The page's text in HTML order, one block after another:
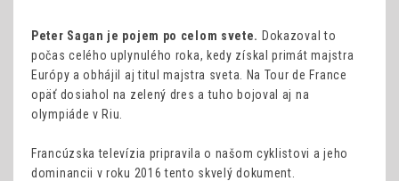
Peter Sagan je pojem po celom svete. Dokazoval to
počas celého uplynulého roka, kedy získal primát majstra
Európy a obhájil aj titul majstra sveta. Na Tour de France
opäť dosiahol na zelený dres a tuho bojoval aj na
olympiáde v Riu.
Francúzska televízia pripravila o našom cyklistovi a jeho
dominancii v roku 2016 tento skvelý dokument.